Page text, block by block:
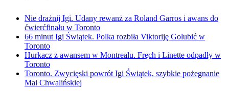
Nie drażnij Igi. Udany rewanż za Roland Garros i awans do
ćwierćfinału w Toronto
66 minut Igi Świątek. Polka rozbiła Viktoriję Golubić w
Toronto
Hurkacz z awansem w Montrealu. Fręch i Linette odpadły w
Toronto
Toronto. Zwycięski powrót Igi Świątek, szybkie pożegnanie
Mai Chwalińskiej